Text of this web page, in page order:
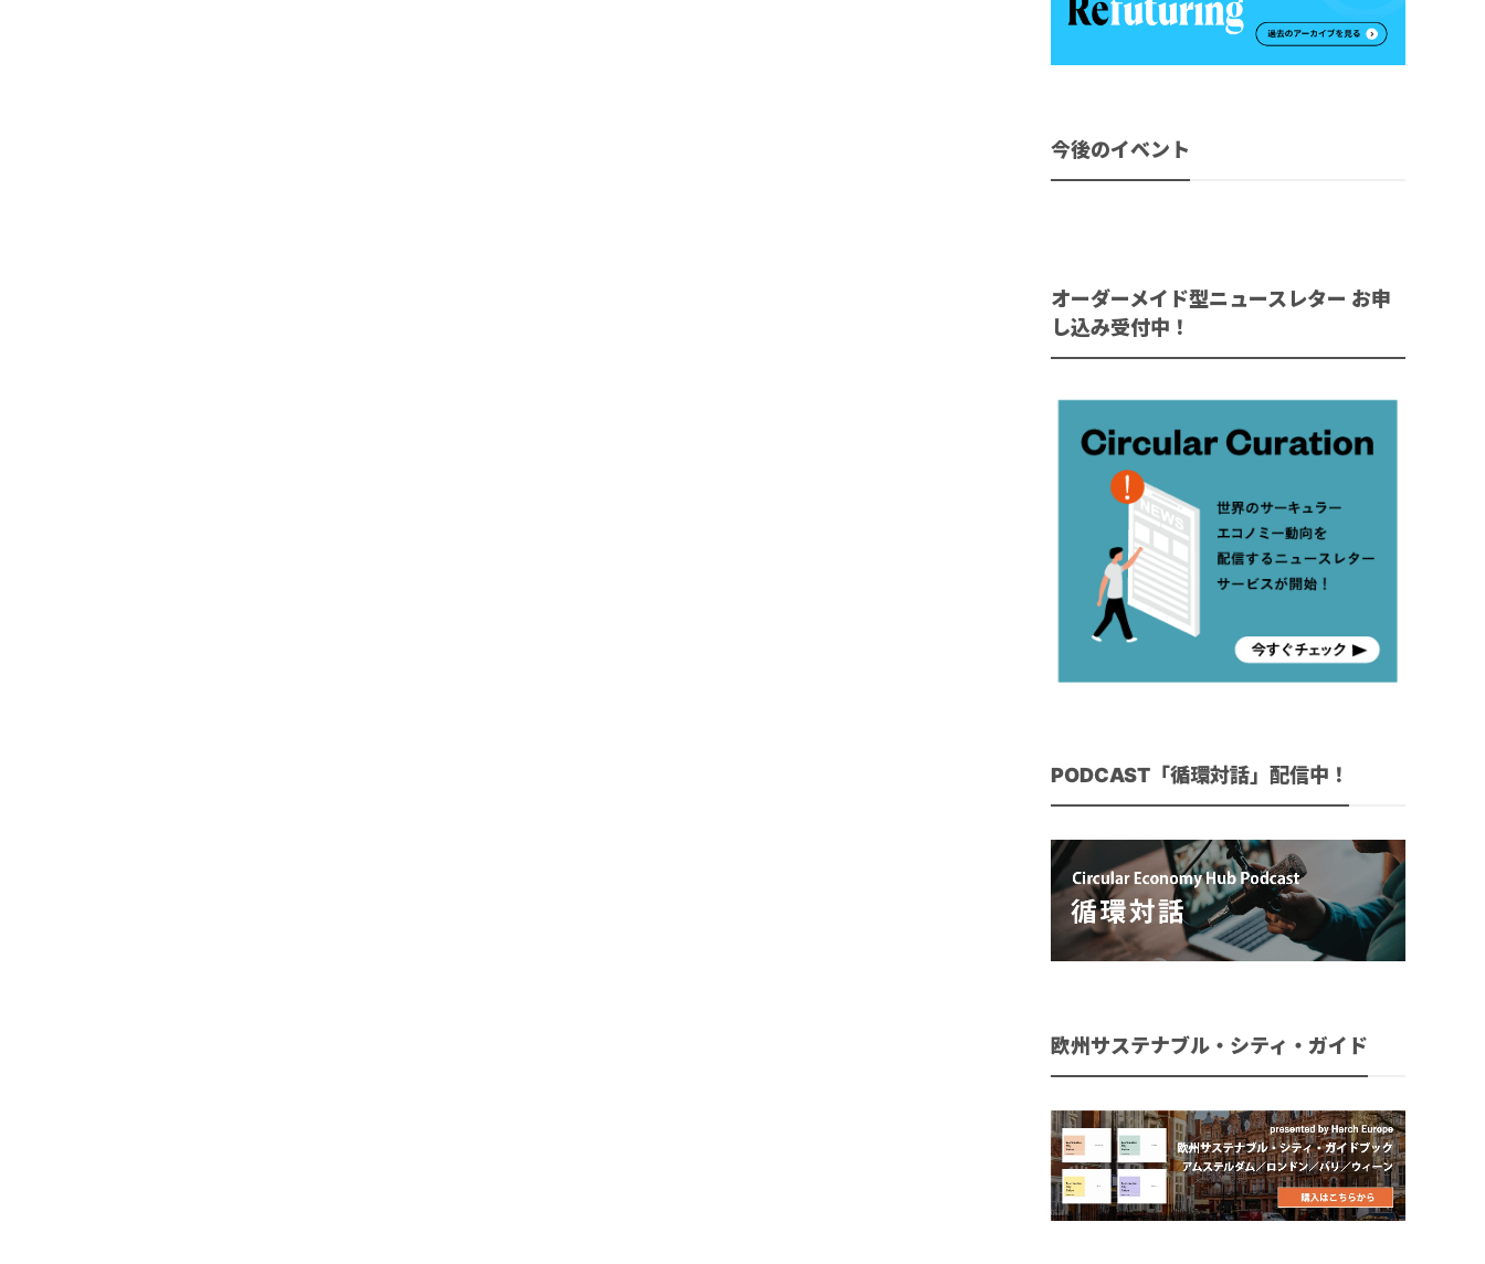
今後のイベント
オーダーメイド型ニュースレター お申
し込み受付中！
PODCAST「循環対話」配信中！
欧州サステナブル・シティ・ガイド